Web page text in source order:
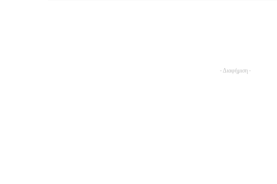
- Διαφήμιση -